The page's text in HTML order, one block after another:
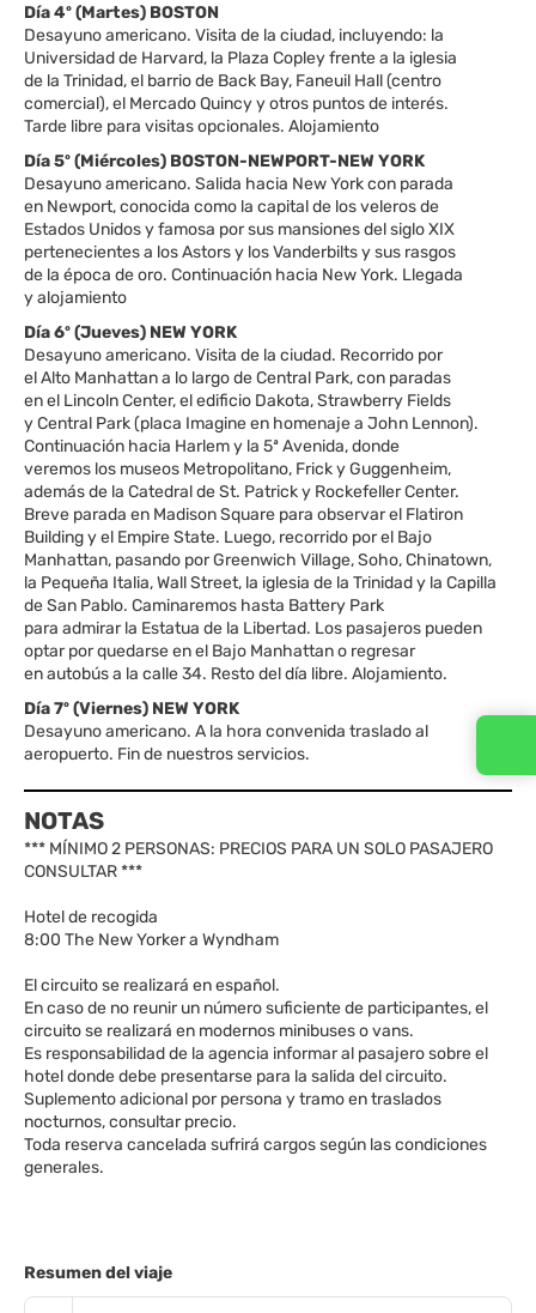
Día 4º (Martes) BOSTON
Desayuno americano. Visita de la ciudad, incluyendo: la
Universidad de Harvard, la Plaza Copley frente a la iglesia
de la Trinidad, el barrio de Back Bay, Faneuil Hall (centro
comercial), el Mercado Quincy y otros puntos de interés.
Tarde libre para visitas opcionales. Alojamiento
Día 5º (Miércoles) BOSTON-NEWPORT-NEW YORK
Desayuno americano. Salida hacia New York con parada
en Newport, conocida como la capital de los veleros de
Estados Unidos y famosa por sus mansiones del siglo XIX
pertenecientes a los Astors y los Vanderbilts y sus rasgos
de la época de oro. Continuación hacia New York. Llegada
y alojamiento
Día 6º (Jueves) NEW YORK
Desayuno americano. Visita de la ciudad. Recorrido por
el Alto Manhattan a lo largo de Central Park, con paradas
en el Lincoln Center, el edificio Dakota, Strawberry Fields
y Central Park (placa Imagine en homenaje a John Lennon).
Continuación hacia Harlem y la 5ª Avenida, donde
veremos los museos Metropolitano, Frick y Guggenheim,
además de la Catedral de St. Patrick y Rockefeller Center.
Breve parada en Madison Square para observar el Flatiron
Building y el Empire State. Luego, recorrido por el Bajo
Manhattan, pasando por Greenwich Village, Soho, Chinatown,
la Pequeña Italia, Wall Street, la iglesia de la Trinidad y la Capilla
de San Pablo. Caminaremos hasta Battery Park
para admirar la Estatua de la Libertad. Los pasajeros pueden
optar por quedarse en el Bajo Manhattan o regresar
en autobús a la calle 34. Resto del día libre. Alojamiento.
Día 7º (Viernes) NEW YORK
Desayuno americano. A la hora convenida traslado al
aeropuerto. Fin de nuestros servicios.
NOTAS
*** MÍNIMO 2 PERSONAS: PRECIOS PARA UN SOLO PASAJERO
CONSULTAR ***
Hotel de recogida
8:00 The New Yorker a Wyndham
El circuito se realizará en español.
En caso de no reunir un número suficiente de participantes, el
circuito se realizará en modernos minibuses o vans.
Es responsabilidad de la agencia informar al pasajero sobre el
hotel donde debe presentarse para la salida del circuito.
Suplemento adicional por persona y tramo en traslados
nocturnos, consultar precio.
Toda reserva cancelada sufrirá cargos según las condiciones
generales.
Resumen del viaje
Contacta con nosotros